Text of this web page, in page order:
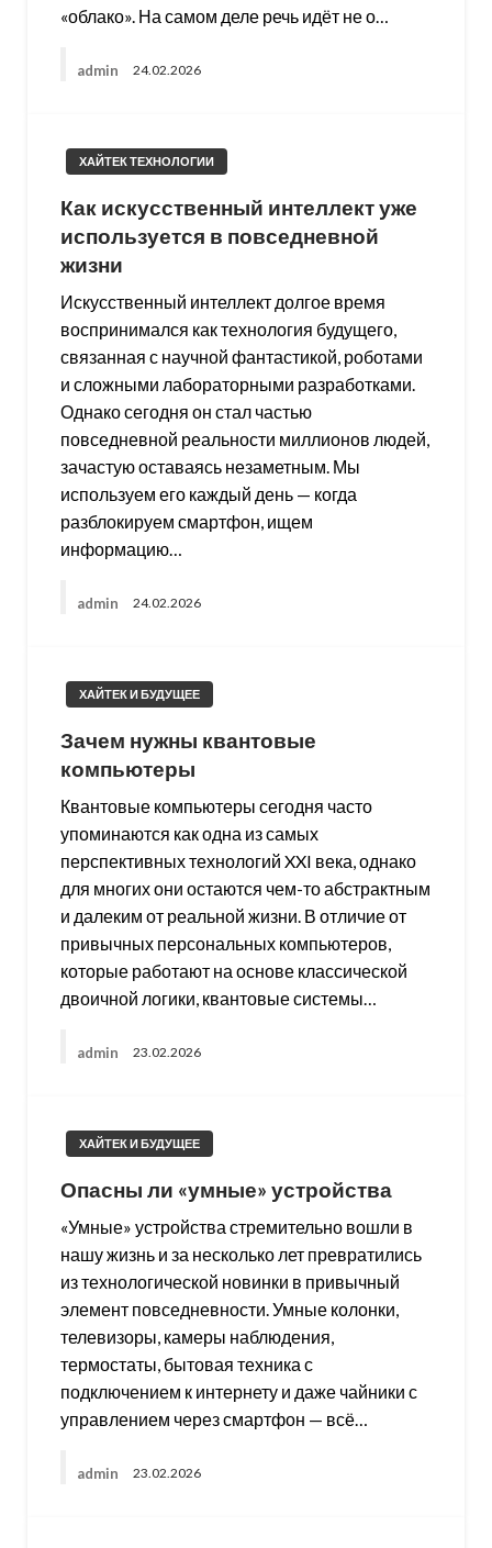
«облако». На самом деле речь идёт не о…
admin 24.02.2026
ХАЙТЕК ТЕХНОЛОГИИ
Как искусственный интеллект уже
используется в повседневной
жизни
Искусственный интеллект долгое время
воспринимался как технология будущего,
связанная с научной фантастикой, роботами
и сложными лабораторными разработками.
Однако сегодня он стал частью
повседневной реальности миллионов людей,
зачастую оставаясь незаметным. Мы
используем его каждый день — когда
разблокируем смартфон, ищем
информацию…
admin 24.02.2026
ХАЙТЕК И БУДУЩЕЕ
Зачем нужны квантовые
компьютеры
Квантовые компьютеры сегодня часто
упоминаются как одна из самых
перспективных технологий XXI века, однако
для многих они остаются чем-то абстрактным
и далеким от реальной жизни. В отличие от
привычных персональных компьютеров,
которые работают на основе классической
двоичной логики, квантовые системы…
admin 23.02.2026
ХАЙТЕК И БУДУЩЕЕ
Опасны ли «умные» устройства
«Умные» устройства стремительно вошли в
нашу жизнь и за несколько лет превратились
из технологической новинки в привычный
элемент повседневности. Умные колонки,
телевизоры, камеры наблюдения,
термостаты, бытовая техника с
подключением к интернету и даже чайники с
управлением через смартфон — всё…
admin 23.02.2026